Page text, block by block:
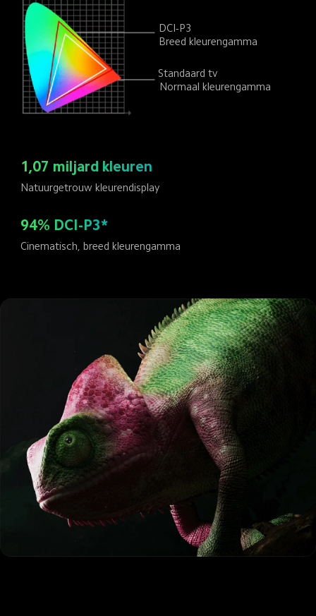
DCI-P3
Breed kleurengamma
Standaard tv
Normaal kleurengamma
1,07 miljard kleuren
Natuurgetrouw kleurendisplay
94% DCI-P3*
Cinematisch, breed kleurengamma